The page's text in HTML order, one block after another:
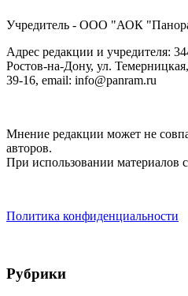
Учредитель - ООО "АОК
Адрес редакции и учредителя:
Ростов-на-Дону, ул.
39-16, email: info@panram.ru
Мнение редакции может не
авторов.
При использовании материалов
Политика конфиденциальности
Рубрики